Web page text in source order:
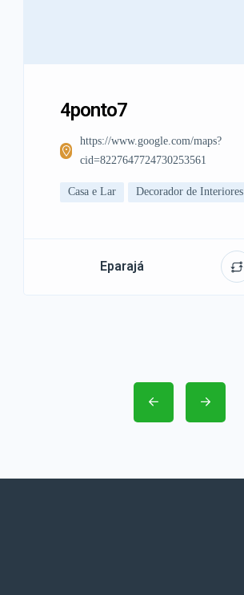
4ponto7
https://www.google.com/maps?
cid=8227647724730253561
Casa e Lar Decorador de Interiores
Eparajá